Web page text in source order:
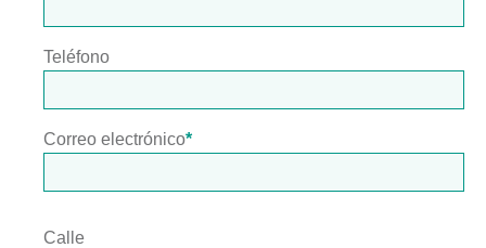
Teléfono
Correo electrónico*
Calle